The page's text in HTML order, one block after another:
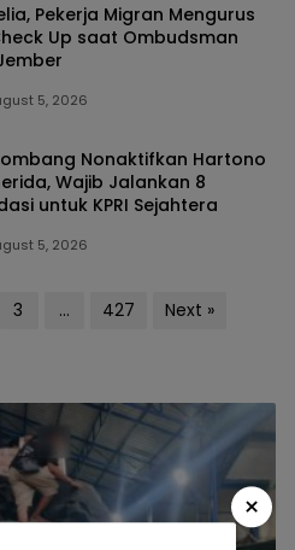
Pekerja Migran Mengurus
Up saat Ombudsman
5, 2026
Nonaktifkan Hartono
Wajib Jalankan 8
untuk KPRI Sejahtera
5, 2026
3 … 427 Next »
×